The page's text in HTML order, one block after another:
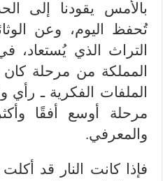
بالأمس يقودنا إلى
تُحفظ اليوم، وعن
التراث الذي
المملكة من مرحلة
الملفات الفكرية ـ
مرحلة أوسع أفقًا
والمعرفي.
فإذا كانت النار قد